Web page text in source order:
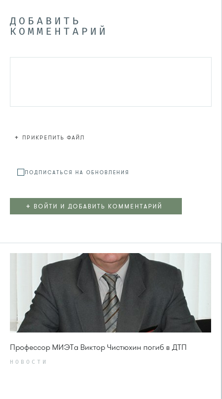
ДОБАВИТЬ
КОММЕНТАРИЙ
+ ПРИКРЕПИТЬ ФАЙЛ
ПОДПИСАТЬСЯ НА ОБНОВЛЕНИЯ
+ ВОЙТИ И ДОБАВИТЬ КОММЕНТАРИЙ
Профессор МИЭТа Виктор Чистюхин погиб в ДТП
НОВОСТИ